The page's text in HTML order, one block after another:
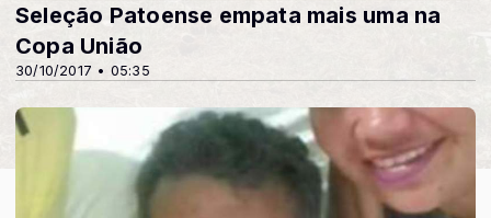
30/10/2017 • 05:35
Seleção Patoense empata mais uma na
Copa União